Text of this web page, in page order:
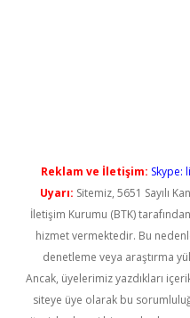
Reklam ve İletişim: Skype:
Uyarı: Sitemiz, 5651 Sayılı
İletişim Kurumu (BTK)
hizmet vermektedir. Bu
denetleme veya araştırma
Ancak, üyelerimiz yazdıkları
siteye üye olarak bu